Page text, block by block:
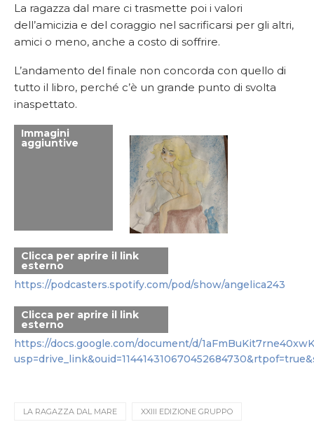
La ragazza dal mare ci trasmette poi i valori
dell’amicizia e del coraggio nel sacrificarsi per gli altri,
amici o meno, anche a costo di soffrire.
L’andamento del finale non concorda con quello di
tutto il libro, perché c’è un grande punto di svolta
inaspettato.
Immagini
aggiuntive
Clicca per aprire il link
esterno
https://podcasters.spotify.com/pod/show/angelica243
Clicca per aprire il link
esterno
https://docs.google.com/document/d/
LA RAGAZZA DAL MARE XXIII EDIZIONE GRUPPO